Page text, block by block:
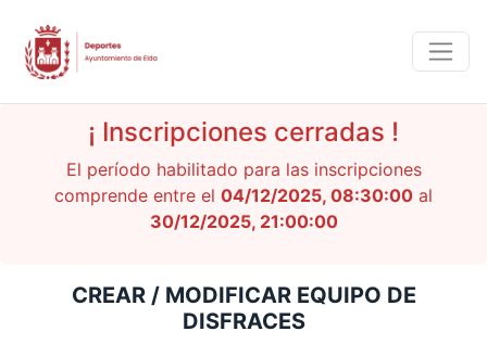
¡ Inscripciones cerradas !
El período habilitado para las inscripciones
comprende entre el 04/12/2025, 08:30:00 al
30/12/2025, 21:00:00
CREAR / MODIFICAR EQUIPO DE
DISFRACES